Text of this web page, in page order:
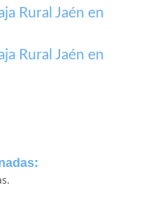
Rural Jaén en
Rural Jaén en